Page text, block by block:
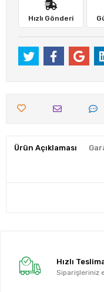
Hızlı Gönderi
Ürün Açıklaması
Hızlı
Siparişleriniz